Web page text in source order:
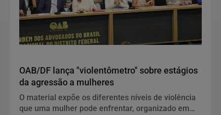
OAB/DF lança "violentômetro" sobre estágios
da agressão a mulheres
O material expõe os diferentes níveis de violência
que uma mulher pode enfrentar, organizado em